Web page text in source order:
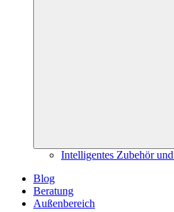
Intelligentes Zubehör
Blog
Beratung
Außenbereich